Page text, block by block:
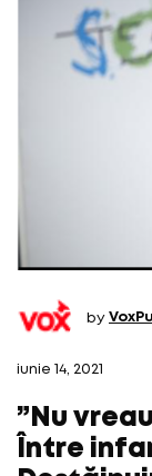
by
iunie 14, 2021
”Nu
Între